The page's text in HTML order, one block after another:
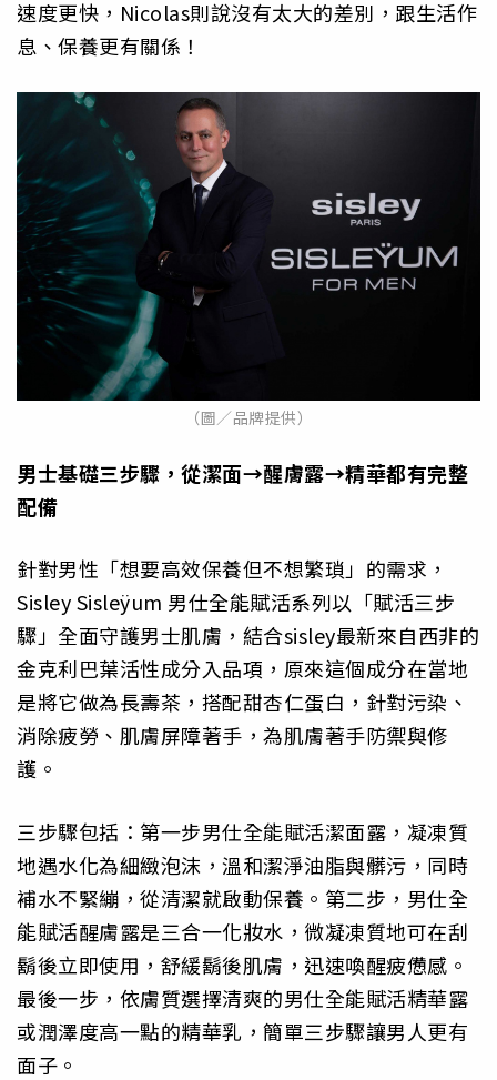
速度更快，Nicolas則說沒有太大的差別，跟生活作
息、保養更有關係！
（圖／品牌提供）
男士基礎三步驟，從潔面→醒膚露→精華都有完整
配備
針對男性「想要高效保養但不想繁瑣」的需求，
Sisley Sisleÿum 男仕全能賦活系列以「賦活三步
驟」全面守護男士肌膚，結合sisley最新來自西非的
金克利巴葉活性成分入品項，原來這個成分在當地
是將它做為長壽茶，搭配甜杏仁蛋白，針對污染、
消除疲勞、肌膚屏障著手，為肌膚著手防禦與修
護。
三步驟包括：第一步男仕全能賦活潔面露，凝凍質
地遇水化為細緻泡沫，溫和潔淨油脂與髒污，同時
補水不緊繃，從清潔就啟動保養。第二步，男仕全
能賦活醒膚露是三合一化妝水，微凝凍質地可在刮
鬍後立即使用，舒緩鬍後肌膚，迅速喚醒疲憊感。
最後一步，依膚質選擇清爽的男仕全能賦活精華露
或潤澤度高一點的精華乳，簡單三步驟讓男人更有
面子。